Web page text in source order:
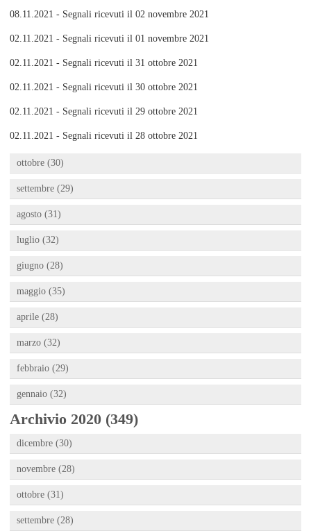
08.11.2021 - Segnali ricevuti il 02 novembre 2021
02.11.2021 - Segnali ricevuti il 01 novembre 2021
02.11.2021 - Segnali ricevuti il 31 ottobre 2021
02.11.2021 - Segnali ricevuti il 30 ottobre 2021
02.11.2021 - Segnali ricevuti il 29 ottobre 2021
02.11.2021 - Segnali ricevuti il 28 ottobre 2021
ottobre (30)
settembre (29)
agosto (31)
luglio (32)
giugno (28)
maggio (35)
aprile (28)
marzo (32)
febbraio (29)
gennaio (32)
Archivio 2020 (349)
dicembre (30)
novembre (28)
ottobre (31)
settembre (28)